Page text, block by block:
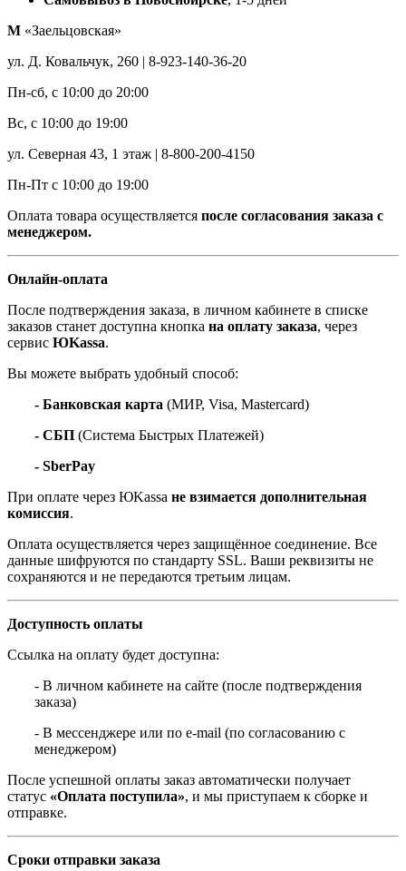
М «Заельцовская»
ул. Д. Ковальчук, 260 | 8-923-140-36-20
Пн-сб, с 10:00 до 20:00
Вс, с 10:00 до 19:00
ул. Северная 43, 1 этаж | 8-800-200-4150
Пн-Пт с 10:00 до 19:00
Оплата товара осуществляется после согласования заказа с
менеджером.
Онлайн-оплата
После подтверждения заказа, в личном кабинете в списке
заказов станет доступна кнопка на оплату заказа, через
сервис ЮKassa.
Вы можете выбрать удобный способ:
- Банковская карта (МИР, Visa, Mastercard)
- СБП (Система Быстрых Платежей)
- SberPay
При оплате через ЮKassa не взимается дополнительная
комиссия.
Оплата осуществляется через защищённое соединение. Все
данные шифруются по стандарту SSL. Ваши реквизиты не
сохраняются и не передаются третьим лицам.
Доступность оплаты
Ссылка на оплату будет доступна:
- В личном кабинете на сайте (после подтверждения
заказа)
- В мессенджере или по e-mail (по согласованию с
менеджером)
После успешной оплаты заказ автоматически получает
статус «Оплата поступила», и мы приступаем к сборке и
отправке.
Сроки отправки заказа